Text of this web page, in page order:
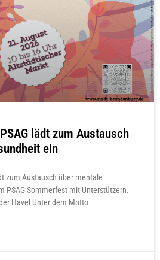
lädt zum Austausch
ein
zum Austausch über mentale
PSAG Sommerfest mit Unterstützern.
Havel Unter dem Motto